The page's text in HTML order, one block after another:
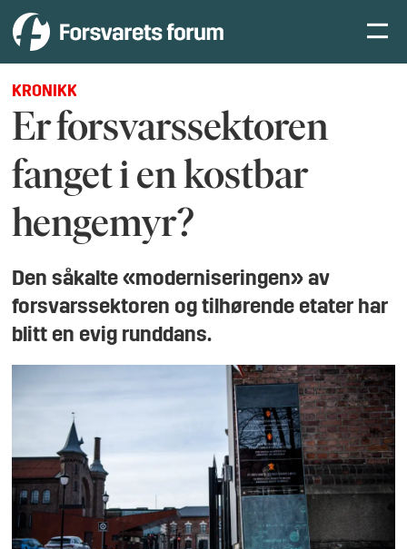
KRONIKK
Er forsvarssektoren
fanget i en kostbar
hengemyr?
Den såkalte «moderniseringen» av
forsvarssektoren og tilhørende etater har
blitt en evig runddans.